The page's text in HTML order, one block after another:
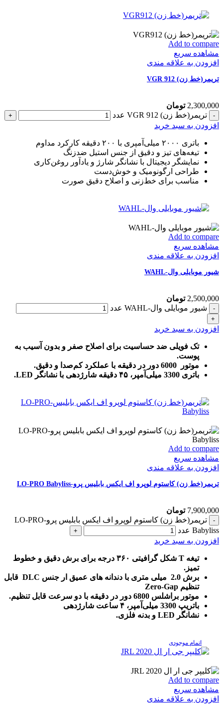
Add to compare
مشاهده سریع
افزودن به علاقه مندی
تریمر(خط زن) VGR 912
2,300,000 تومان
تریمر(خط زن) VGR 912 عدد
افزودن به سبد خرید
باتری ۲۰۰۰ میلی‌آمپری با ۲۰۰ دقیقه کارکرد مداوم
تیغه‌های تیز و دقیق از جنس استیل ضدزنگ
نمایشگر دیجیتال با نشانگر شارژ و یادآور روغن‌کاری
طراحی ارگونومیک و خوش‌دست
مناسب برای خط‌زنی و اصلاح دقیق صورت
Add to compare
مشاهده سریع
افزودن به علاقه مندی
شیور موبایلی وال-WAHL
2,500,000 تومان
شیور موبایلی وال-WAHL عدد
افزودن به سبد خرید
تک فویلی ضد حساسیت برای اصلاح صفر و بدون آسیب به
پوست.
موتور 6000 دور در دقیقه با عملکرد کم‌صدا و دقیق.
باتری 3300 میلی‌آمپر، ۴۵ دقیقه شارژدهی با نشانگر LED.
Add to compare
مشاهده سریع
افزودن به علاقه مندی
تریمر(خط زن) کاستوم لوپرو اف ایکس بابلیس پرو-LO-PRO Babyliss
7,900,000 تومان
تریمر(خط زن) کاستوم لوپرو اف ایکس بابلیس پرو-LO-PRO
Babyliss عدد
افزودن به سبد خرید
تیغه T شکل گرافیتی ۳۶۰ درجه برای برش دقیق و خطوط
تمیز.
برش 2.0 میلی متری با دندانه های عمیق ار جنس DLC قابل
تنظیم Zero-Gap
موتور براشلس 6800 دور در دقیقه با دو سرعت قابل تنظیم.
باتریپ 3300 میلی‌آمپر، ۴ ساعت شارژدهی
نشانگر LED و بدنه فلزی.
اتمام موجودی
Add to compare
مشاهده سریع
افزودن به علاقه مندی